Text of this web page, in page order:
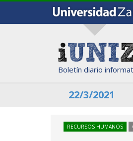
Boletín diario
22/3/2021
RECURSOS HUMANOS